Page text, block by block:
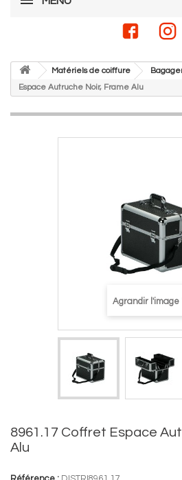
Matériels de coiffure
Espace Autruche Noir, Frame Alu
Agrandir l'image
8961.17 Coffret Espace
Alu